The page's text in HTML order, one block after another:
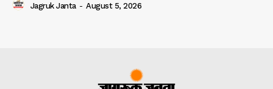
Jagruk Janta - August 5, 2026